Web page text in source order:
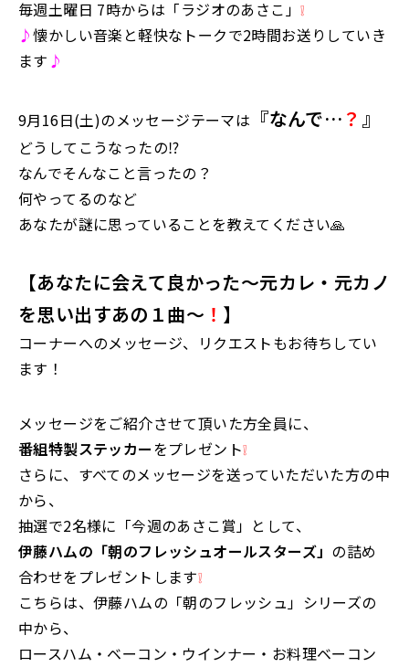
毎週土曜日 7時からは「ラジオのあさこ」 ❕
♪懐かしい音楽と軽快なトークで2時間お送りしていき
ます ♪
9月16日(土)のメッセージテーマは 『なんで… ？ 』
どうしてこうなったの⁉︎
なんでそんなこと言ったの？
何やってるの⁇など
あなたが謎に思っていることを教えてください🙏
【あなたに会えて良かった～元カレ・元カノ
を思い出すあの１曲～ ！ 】
コーナーへのメッセージ、リクエストもお待ちしてい
ます！
メッセージをご紹介させて頂いた方全員に、
番組特製ステッカーをプレゼント❕
さらに、すべてのメッセージを送っていただいた方の中
から、
抽選で2名様に「今週のあさこ賞」として、
伊藤ハムの「朝のフレッシュオールスターズ」 の詰め
合わせをプレゼントします❕
こちらは、伊藤ハムの「朝のフレッシュ」シリーズの
中から、
ロースハム・ベーコン・ウインナー・お料理ベーコン